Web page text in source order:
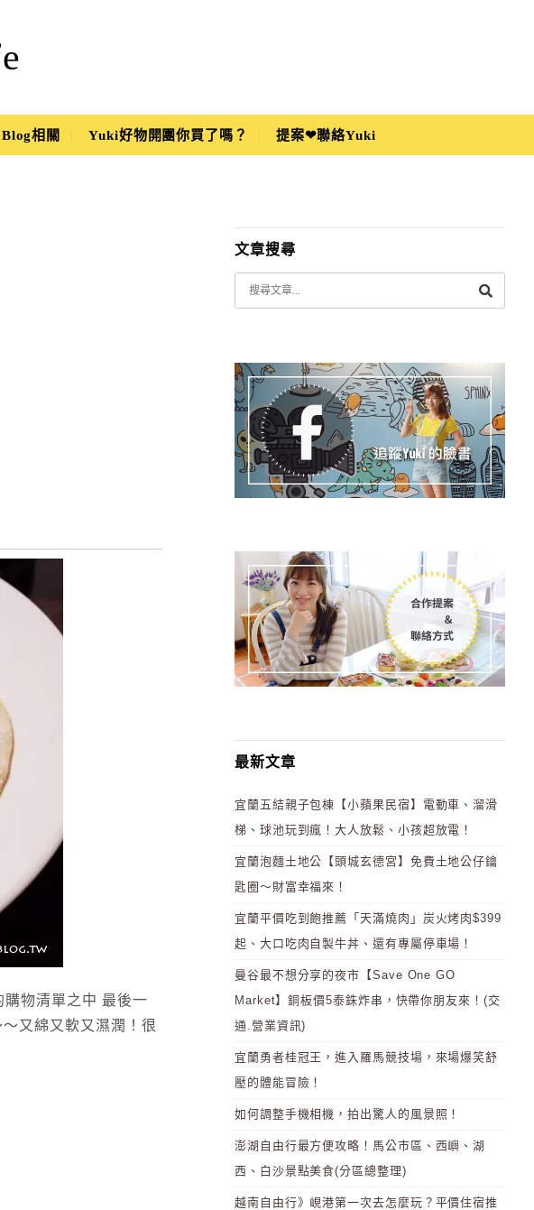
Blog相關 Yuki好物開團你買了嗎？ 提案❤聯絡Yuki
物清單之中 最後一
又綿又軟又濕潤！很
文章搜尋
最新文章
宜蘭五結親子包棟【小蘋果民宿】電動車、溜滑
梯、球池玩到瘋！大人放鬆、小孩超放電！
宜蘭泡麵土地公【頭城玄德宮】免費土地公仔鑰
匙圈～財富幸福來！
宜蘭平價吃到飽推薦「天滿燒肉」炭火烤肉$399
起、大口吃肉自製牛丼、還有專屬停車場！
曼谷最不想分享的夜市【Save One GO
Market】銅板價5泰銖炸串，快帶你朋友來！(交
通.營業資訊)
宜蘭勇者桂冠王，進入羅馬競技場，來場爆笑舒
壓的體能冒險！
如何調整手機相機，拍出驚人的風景照！
澎湖自由行最方便攻略！馬公市區、西嶼、湖
西、白沙景點美食(分區總整理)
越南自由行》峴港第一次去怎麼玩？平價住宿推